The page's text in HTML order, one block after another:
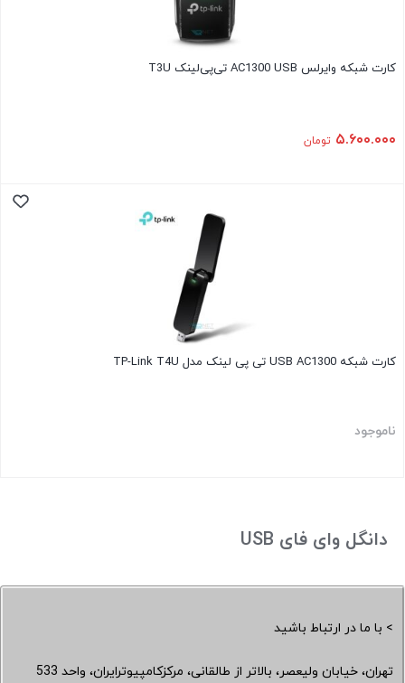
کارت شبکه وایرلس AC1300 USB تی‌پی‌لینک T3U
۵.۶۰۰.۰۰۰ تومان
کارت شبکه USB AC1300 تی پی لینک مدل TP-Link T4U
ناموجود
دانگل وای فای USB
> با ما در ارتباط باشید
تهران، خیابان ولیعصر، بالاتر از طالقانی، مرکزکامپیوترایران، واحد 533